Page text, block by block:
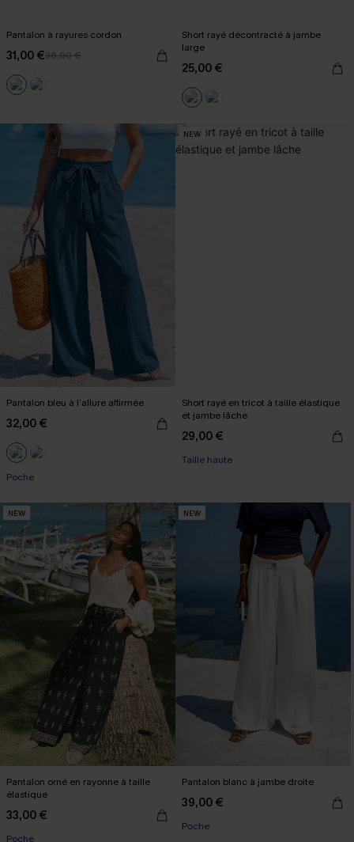
Pantalon à rayures cordon
31,00 €36,00 €
Short rayé décontracté à jambe
large
25,00 €
Pantalon bleu à l’allure affirmée
32,00 €
Poche
NEW
Short rayé en tricot à taille élastique
et jambe lâche
29,00 €
Taille haute
NEW
Pantalon orné en rayonne à taille
élastique
33,00 €
Poche
NEW
Pantalon blanc à jambe droite
39,00 €
Poche